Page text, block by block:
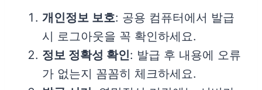
개인정보 보호: 공용 컴퓨터에서 발급
시 로그아웃을 꼭 확인하세요.
정보 정확성 확인: 발급 후 내용에 오류
가 없는지 꼼꼼히 체크하세요.